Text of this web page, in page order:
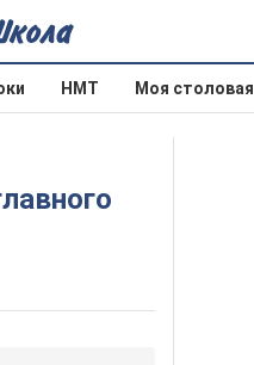
НМТ Моя столовая